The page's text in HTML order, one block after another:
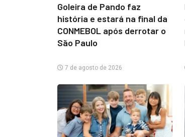
Goleira de Pando faz
história e estará na final da
CONMEBOL após derrotar o
São Paulo
7 de agosto de 2026